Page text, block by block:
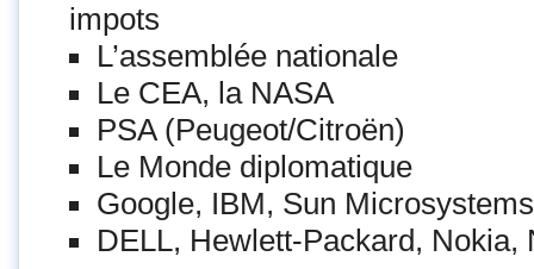
impots
L’assemblée nationale
Le CEA, la NASA
PSA (Peugeot/Citroën)
Le Monde diplomatique
Google, IBM, Sun Microsystems
DELL, Hewlett-Packard, Nokia,